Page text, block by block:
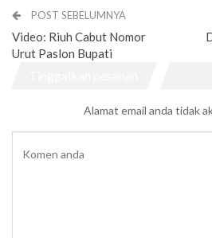
POST SEBELUMNYA
Video: Riuh Cabut Nomor
Urut Paslon Bupati
Alamat email anda tidak